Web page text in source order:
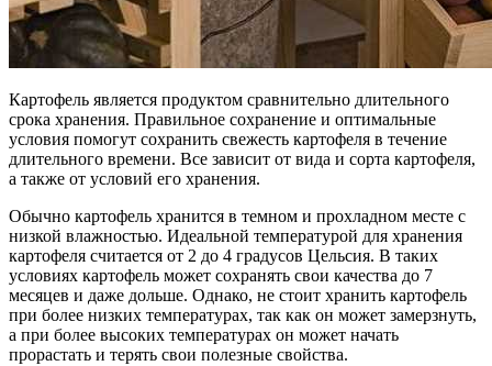
Картофель является продуктом сравнительно длительного
срока хранения. Правильное сохранение и оптимальные
условия помогут сохранить свежесть картофеля в течение
длительного времени. Все зависит от вида и сорта картофеля,
а также от условий его хранения.
Обычно картофель хранится в темном и прохладном месте с
низкой влажностью. Идеальной температурой для хранения
картофеля считается от 2 до 4 градусов Цельсия. В таких
условиях картофель может сохранять свои качества до 7
месяцев и даже дольше. Однако, не стоит хранить картофель
при более низких температурах, так как он может замерзнуть,
а при более высоких температурах он может начать
прорастать и терять свои полезные свойства.